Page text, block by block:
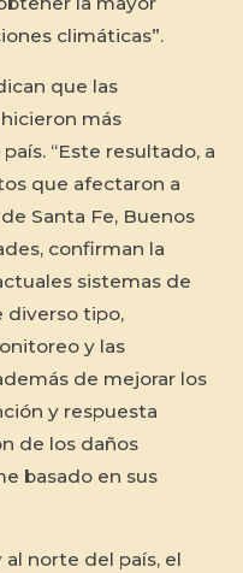
climáticas”.
que las
más
“Este resultado, a
que afectaron a
Santa Fe, Buenos
confirman la
sistemas de
diverso tipo,
y las
de mejorar los
y respuesta
de los daños
basado en sus
norte del país, el